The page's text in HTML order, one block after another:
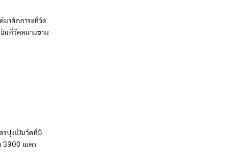
มาสักการะที่วัด
อิมที่วัดหนานซาน
รปุงเป็นวัดที่มี
3900 เมตร